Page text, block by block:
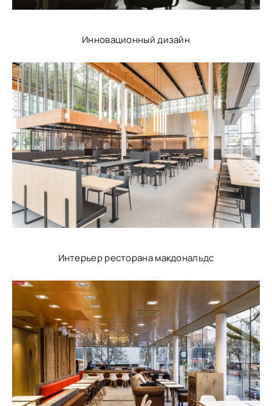
Инновационный дизайн
Интерьер ресторана макдональдс